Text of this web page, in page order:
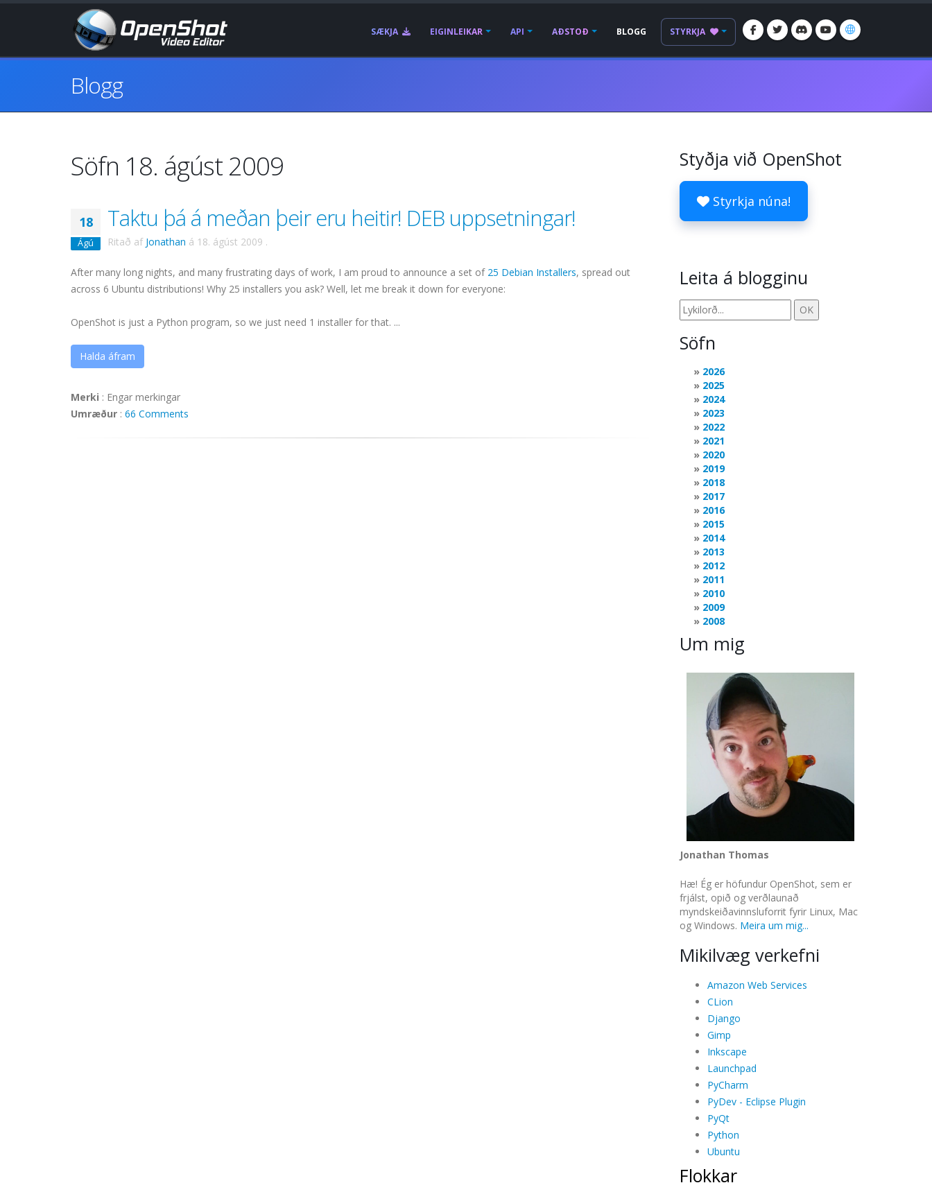
SÆKJA EIGINLEIKAR API AÐSTOÐ BLOGG STYRKJA
Blogg
Söfn 18. ágúst 2009
18
Ágú
Taktu þá á meðan þeir eru heitir! DEB uppsetningar!
Ritað af Jonathan á 18. ágúst 2009 .
After many long nights, and many frustrating days of work, I am proud to announce a set of 25 Debian Installers, spread out
across 6 Ubuntu distributions! Why 25 installers you ask? Well, let me break it down for everyone:
OpenShot is just a Python program, so we just need 1 installer for that. ...
Halda áfram
Merki : Engar merkingar
Umræður : 66 Comments
Styðja við OpenShot
Styrkja núna!
Leita á blogginu
Söfn
2026
2025
2024
2023
2022
2021
2020
2019
2018
2017
2016
2015
2014
2013
2012
2011
2010
2009
2008
Um mig
Jonathan Thomas
Hæ! Ég er höfundur OpenShot, sem er
frjálst, opið og verðlaunað
myndskeiðavinnsluforrit fyrir Linux, Mac
og Windows. Meira um mig...
Mikilvæg verkefni
Amazon Web Services
CLion
Django
Gimp
Inkscape
Launchpad
PyCharm
PyDev - Eclipse Plugin
PyQt
Python
Ubuntu
Flokkar